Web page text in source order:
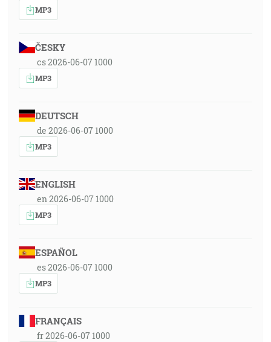
MP3
ČESKY
cs 2026-06-07 1000
MP3
DEUTSCH
de 2026-06-07 1000
MP3
ENGLISH
en 2026-06-07 1000
MP3
ESPAÑOL
es 2026-06-07 1000
MP3
FRANÇAIS
fr 2026-06-07 1000